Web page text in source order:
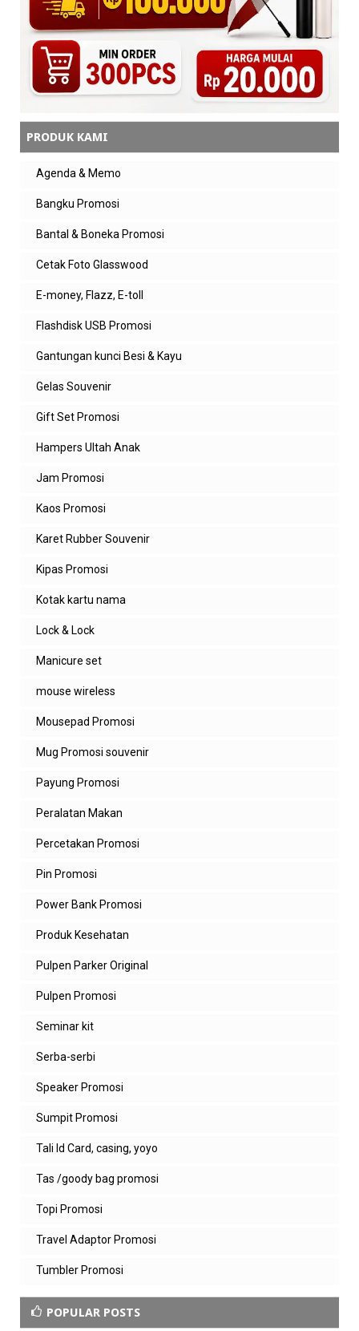
admin zeropromosi
Senang bisa membantu kak 🙏 semoga
dalam bisnis ini bermanfaat untuk
strategi perusahaan ke depannya
PRODUK KAMI
Agenda & Memo
Bangku Promosi
Bantal & Boneka Promosi
Cetak Foto Glasswood
E-money, Flazz, E-toll
Flashdisk USB Promosi
Gantungan kunci Besi & Kayu
Gelas Souvenir
Gift Set Promosi
Hampers Ultah Anak
Jam Promosi
Kaos Promosi
Karet Rubber Souvenir
Kipas Promosi
Kotak kartu nama
Lock & Lock
Manicure set
mouse wireless
Mousepad Promosi
Mug Promosi souvenir
Payung Promosi
Peralatan Makan
Percetakan Promosi
Pin Promosi
Power Bank Promosi
Produk Kesehatan
Pulpen Parker Original
Pulpen Promosi
Seminar kit
Serba-serbi
Speaker Promosi
Sumpit Promosi
Tali Id Card, casing, yoyo
Tas /goody bag promosi
Topi Promosi
Travel Adaptor Promosi
Tumbler Promosi
POPULAR POSTS